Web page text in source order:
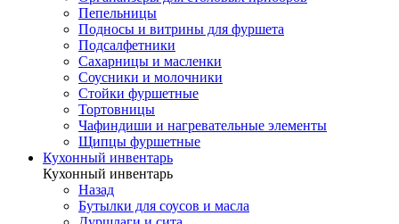
Пепельницы
Подносы и витрины для фуршета
Подсалфетники
Сахарницы и масленки
Соусники и молочники
Стойки фуршетные
Тортовницы
Чафиндиши и нагревательные элементы
Щипцы фуршетные
Кухонный инвентарь
Кухонный инвентарь
Назад
Бутылки для соусов и масла